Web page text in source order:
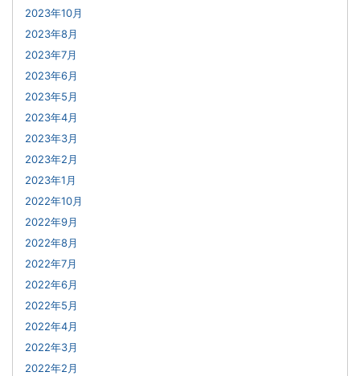
2023年10月
2023年8月
2023年7月
2023年6月
2023年5月
2023年4月
2023年3月
2023年2月
2023年1月
2022年10月
2022年9月
2022年8月
2022年7月
2022年6月
2022年5月
2022年4月
2022年3月
2022年2月